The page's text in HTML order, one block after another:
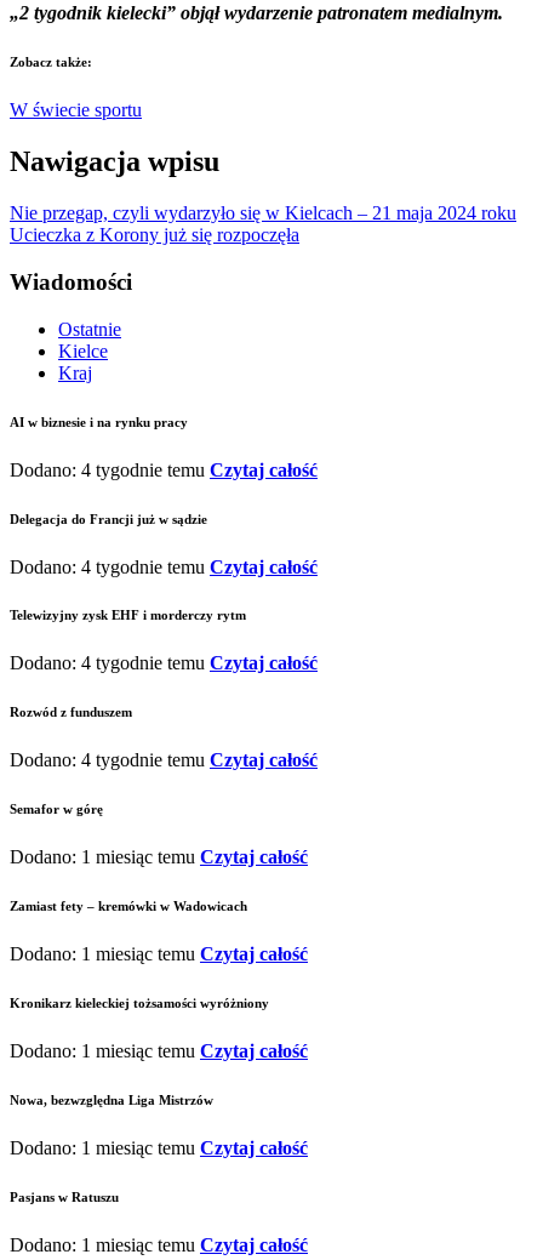
„2 tygodnik kielecki” objął wydarzenie patronatem medialnym.
Zobacz także:
W świecie sportu
Nawigacja wpisu
Nie przegap, czyli wydarzyło się w Kielcach – 21 maja 2024 roku
Ucieczka z Korony już się rozpoczęła
Wiadomości
Ostatnie
Kielce
Kraj
AI w biznesie i na rynku pracy
Dodano: 4 tygodnie temu Czytaj całość
Delegacja do Francji już w sądzie
Dodano: 4 tygodnie temu Czytaj całość
Telewizyjny zysk EHF i morderczy rytm
Dodano: 4 tygodnie temu Czytaj całość
Rozwód z funduszem
Dodano: 4 tygodnie temu Czytaj całość
Semafor w górę
Dodano: 1 miesiąc temu Czytaj całość
Zamiast fety – kremówki w Wadowicach
Dodano: 1 miesiąc temu Czytaj całość
Kronikarz kieleckiej tożsamości wyróżniony
Dodano: 1 miesiąc temu Czytaj całość
Nowa, bezwzględna Liga Mistrzów
Dodano: 1 miesiąc temu Czytaj całość
Pasjans w Ratuszu
Dodano: 1 miesiąc temu Czytaj całość